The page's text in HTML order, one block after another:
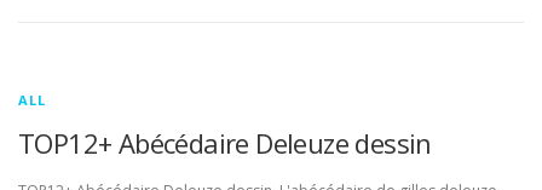
ALL
TOP12+ Abécédaire Deleuze dessin